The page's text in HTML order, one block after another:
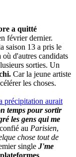
a quitté
février dernier.
saison 13 a pris le
où d'autres candidats
sorties. Un
Car la jeune artiste
les choses.
précipitation aurait
temps pour sortir
les gens qui me
au Parisien,
chose tout de
single J'me